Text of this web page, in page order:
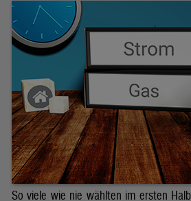
So viele wie nie wählten im ersten